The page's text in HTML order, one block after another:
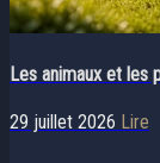
Les animaux et les
29 juillet 2026 Lire